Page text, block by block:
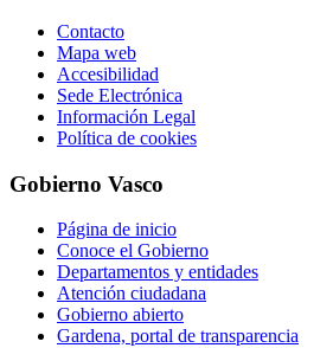
Contacto
Mapa web
Accesibilidad
Sede Electrónica
Información Legal
Política de cookies
Gobierno Vasco
Página de inicio
Conoce el Gobierno
Departamentos y entidades
Atención ciudadana
Gobierno abierto
Gardena, portal de transparencia